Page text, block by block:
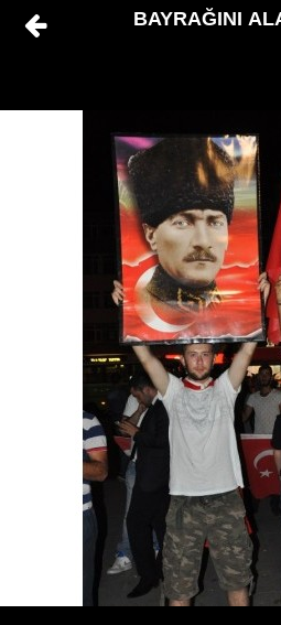
BAYRAĞINI